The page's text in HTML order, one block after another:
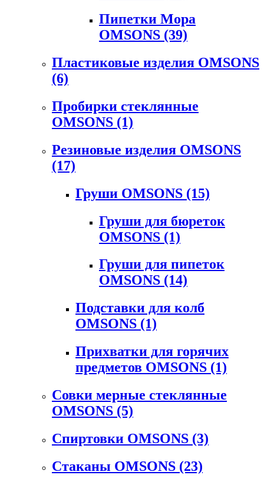
Пипетки Мора
OMSONS (39)
Пластиковые изделия OMSONS
(6)
Пробирки стеклянные
OMSONS (1)
Резиновые изделия OMSONS
(17)
Груши OMSONS (15)
Груши для бюреток
OMSONS (1)
Груши для пипеток
OMSONS (14)
Подставки для колб
OMSONS (1)
Прихватки для горячих
предметов OMSONS (1)
Совки мерные стеклянные
OMSONS (5)
Спиртовки OMSONS (3)
Стаканы OMSONS (23)